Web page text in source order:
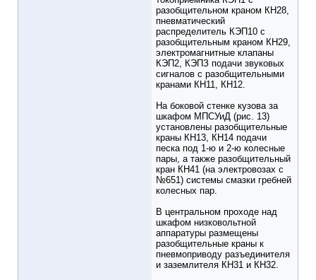
разобщительном краном КН28,
пневматический
распределитель КЭП10 с
разобщительным краном КН29,
электромагнитные клапаны
КЭП2, КЭПЗ подачи звуковых
сигналов с разобщительными
кранами КН11, КН12.
На боковой стенке кузова за
шкафом МПСУиД (рис. 13)
установлены разобщительные
краны КН13, КН14 подачи
песка под 1-ю и 2-ю колесные
пары, а также разобщительный
кран КН41 (на электровозах с
№651) системы смазки гребней
колесных пар.
В центральном проходе над
шкафом низковольтной
аппаратуры размещены
разобщительные краны к
пневмоприводу разъединителя
и заземлителя КН31 и КН32.